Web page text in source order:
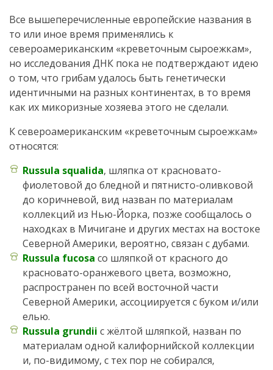
Все вышеперечисленные европейские названия в
то или иное время применялись к
североамериканским «креветочным сыроежкам»,
но исследования ДНК пока не подтверждают идею
о том, что грибам удалось быть генетически
идентичными на разных континентах, в то время
как их микоризные хозяева этого не сделали.
К североамериканским «креветочным сыроежкам»
относятся:
Russula squalida, шляпка от красновато-
фиолетовой до бледной и пятнисто-оливковой
до коричневой, вид назван по материалам
коллекций из Нью-Йорка, позже сообщалось о
находках в Мичигане и других местах на востоке
Северной Америки, вероятно, связан с дубами.
Russula fucosa со шляпкой от красного до
красновато-оранжевого цвета, возможно,
распространен по всей восточной части
Северной Америки, ассоциируется с буком и/или
елью.
Russula grundii с жёлтой шляпкой, назван по
материалам одной калифорнийской коллекции
и, по-видимому, с тех пор не собирался,